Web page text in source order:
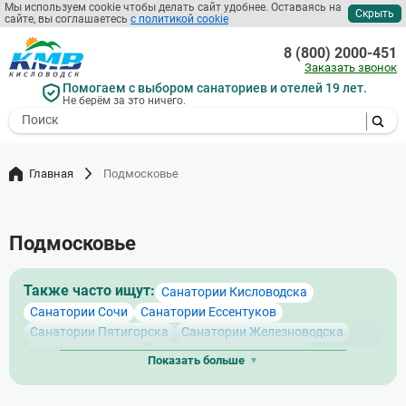
Мы используем cookie чтобы делать сайт удобнее. Оставаясь на
сайте, вы соглашаетесь с политикой cookie Скрыть
Перейти
основному
содержаниюПомогаем с выбором санаториев и отелей 19 лет.
Не берём за это ничего.
- I agree to the processing of my
8 (800) 2000-451
Заказать звонок
Главная Подмосковье
Подмосковье
Также часто ищут: Санатории Кисловодска
Санатории Сочи
Санатории Ессентуков
Санатории Пятигорска
Санатории Железноводска
Санатории Адлера
Санатории Лазаревского
Показать больше